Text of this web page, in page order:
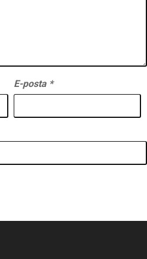
E-posta *